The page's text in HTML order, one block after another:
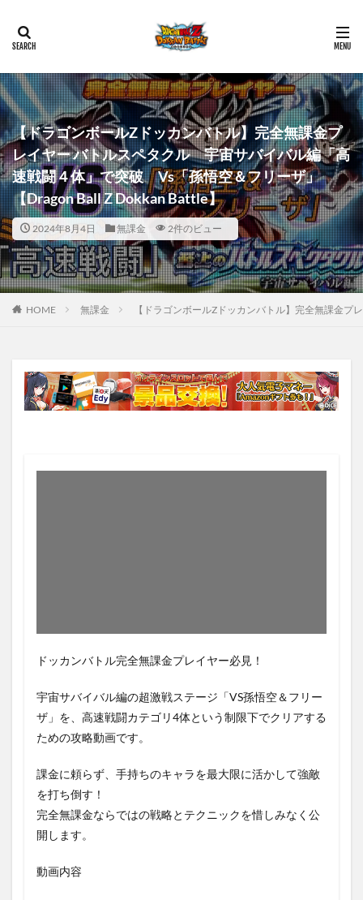
【ドラゴンボールZドッカンバトル】完全無課金プ
レイヤー バトルスペタクル 宇宙サバイバル編「高
速戦闘４体」で突破 Vs「孫悟空＆フリーザ」
【Dragon Ball Z Dokkan Battle】
2024年8月4日 無課金 2件のビュー
HOME 無課金 【ドラゴンボールZドッカンバトル】完全無課金
ドッカンバトル完全無課金プレイヤー必見！
宇宙サバイバル編の超激戦ステージ「VS孫悟空＆フリー
ザ」を、高速戦闘カテゴリ4体という制限下でクリアする
ための攻略動画です。
課金に頼らず、手持ちのキャラを最大限に活かして強敵
を打ち倒す！
完全無課金ならではの戦略とテクニックを惜しみなく公
開します。
動画内容